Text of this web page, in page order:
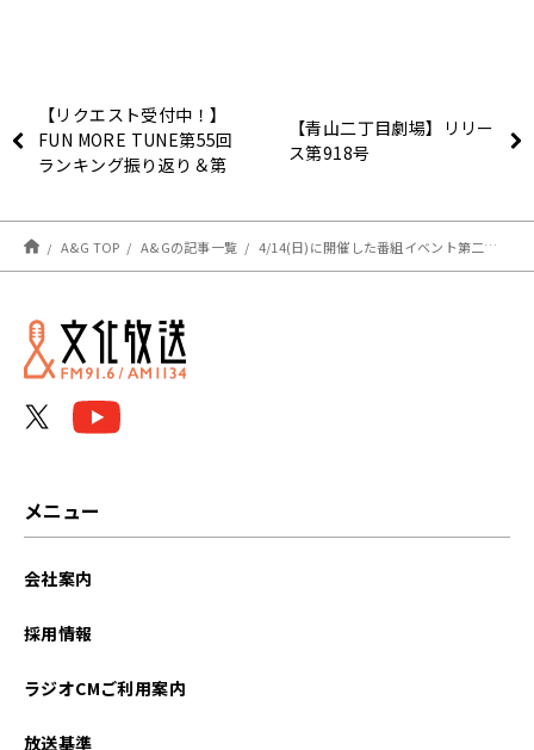
【リクエスト受付中！】
FUN MORE TUNE第55回
ランキング振り返り＆第
【青山二丁目劇場】リリー
ス第918号
A&G TOP A&Gの記事一覧 4/14(日)に開催した番組イベント第二弾！アーカイブ配信中！【ワールドダイスターRADIO★わらじ】
メニュー
会社案内
採用情報
ラジオCMご利用案内
放送基準